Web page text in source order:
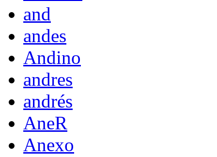
and
andes
Andino
andres
andrés
AneR
Anexo